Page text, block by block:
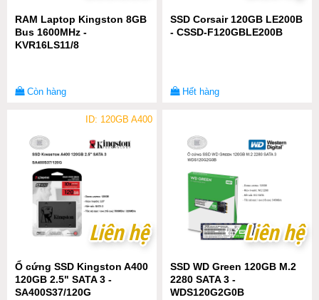
RAM Laptop Kingston 8GB
Bus 1600MHz -
KVR16LS11/8
Còn hàng
SSD Corsair 120GB LE200B
- CSSD-F120GBLE200B
Hết hàng
ID: 120GB A400
Liên hệ
Liên hệ
Ổ cứng SSD Kingston A400
120GB 2.5" SATA 3 -
SA400S37/120G
Liên hệ
Liên hệ
SSD WD Green 120GB M.2
2280 SATA 3 -
WDS120G2G0B